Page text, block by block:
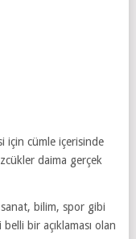
için cümle içerisinde
daima gerçek
bilim, spor gibi
bir açıklaması olan